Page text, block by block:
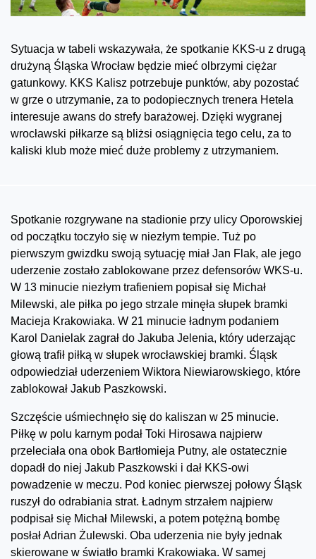
Sytuacja w tabeli wskazywała, że spotkanie KKS-u z drugą
drużyną Śląska Wrocław będzie mieć olbrzymi ciężar
gatunkowy. KKS Kalisz potrzebuje punktów, aby pozostać
w grze o utrzymanie, za to podopiecznych trenera Hetela
interesuje awans do strefy barażowej. Dzięki wygranej
wrocławski piłkarze są bliżsi osiągnięcia tego celu, za to
kaliski klub może mieć duże problemy z utrzymaniem.
Spotkanie rozgrywane na stadionie przy ulicy Oporowskiej
od początku toczyło się w niezłym tempie. Tuż po
pierwszym gwizdku swoją sytuację miał Jan Flak, ale jego
uderzenie zostało zablokowane przez defensorów WKS-u.
W 13 minucie niezłym trafieniem popisał się Michał
Milewski, ale piłka po jego strzale minęła słupek bramki
Macieja Krakowiaka. W 21 minucie ładnym podaniem
Karol Danielak zagrał do Jakuba Jelenia, który uderzając
głową trafił piłką w słupek wrocławskiej bramki. Śląsk
odpowiedział uderzeniem Wiktora Niewiarowskiego, które
zablokował Jakub Paszkowski.
Szczęście uśmiechnęło się do kaliszan w 25 minucie.
Piłkę w polu karnym podał Toki Hirosawa najpierw
przeleciała ona obok Bartłomieja Putny, ale ostatecznie
dopadł do niej Jakub Paszkowski i dał KKS-owi
powadzenie w meczu. Pod koniec pierwszej połowy Śląsk
ruszył do odrabiania strat. Ładnym strzałem najpierw
podpisał się Michał Milewski, a potem potężną bombę
posłał Adrian Żulewski. Oba uderzenia nie były jednak
skierowane w światło bramki Krakowiaka. W samej